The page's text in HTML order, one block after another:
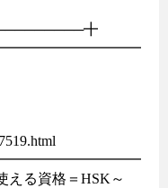
える資格＝HSK～